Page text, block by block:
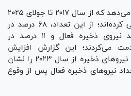
داده‌های بلندمدت نشان می‌دهد که از سال ۲۰۱۷ تا جولای ۲۰۲۵
حدود ۱۲۴ سرباز خودکشی کرده‌اند؛ از این تعداد، ۶۸ درصد در
خدمت اجباری، ۲۱ درصد نیروی ذخیره فعال و ۱۱ درصد در
می‌کردند؛ این گزارش افزایش
شدید خودکشی در میان نیرو‌های ذخیره از سال ۲۰۲۳ را نشان
نیرو‌های ذخیره فعال پس از وقوع